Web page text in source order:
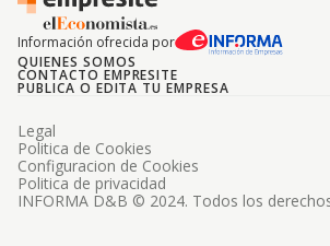
Información ofrecida por
QUIENES SOMOS
CONTACTO EMPRESITE
PUBLICA O EDITA TU EMPRESA
INFORMA D&B © 2024. Todos los
Legal
Politica de Cookies
Configuracion de Cookies
Politica de privacidad